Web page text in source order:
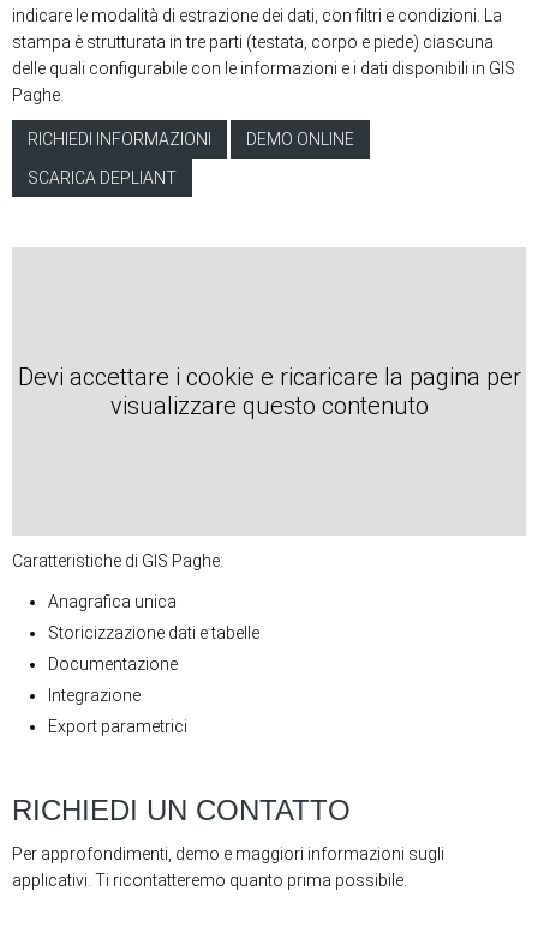
indicare le modalità di estrazione dei dati, con filtri e condizioni. La
stampa è strutturata in tre parti (testata, corpo e piede) ciascuna
delle quali configurabile con le informazioni e i dati disponibili in GIS
Paghe.
RICHIEDI INFORMAZIONI
DEMO ONLINE
SCARICA DEPLIANT
Devi accettare i cookie e ricaricare la pagina per
visualizzare questo contenuto
Caratteristiche di GIS Paghe:
Anagrafica unica
Storicizzazione dati e tabelle
Documentazione
Integrazione
Export parametrici
RICHIEDI UN CONTATTO
Per approfondimenti, demo e maggiori informazioni sugli
applicativi. Ti ricontatteremo quanto prima possibile.